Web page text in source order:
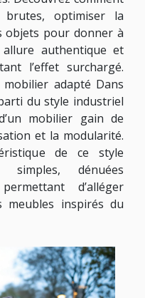
optimiser la
objets pour donner à
authentique et
l’effet surchargé.
mobilier adapté Dans
du style industriel
mobilier gain de
et la modularité.
de ce style
dénuées
d’alléger
meubles inspirés du